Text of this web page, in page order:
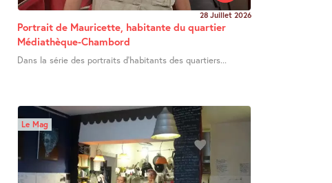
28 Juillet 2026
Portrait de Mauricette, habitante du quartier
Médiathèque-Chambord
Dans la série des portraits d’habitants des quartiers...
Le Mag